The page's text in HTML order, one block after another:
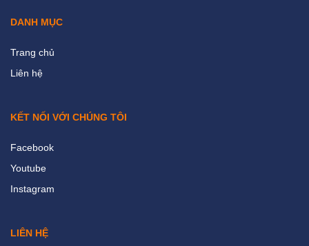
DANH MỤC
Trang chủ
Liên hệ
KẾT NỐI VỚI CHÚNG TÔI
Facebook
Youtube
Instagram
LIÊN HỆ